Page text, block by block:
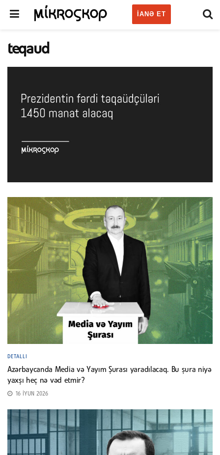
IANƏ ET
teqaud
DETALLI
Azərbaycanda Media və Yayım Şurası yaradılacaq. Bu şura niyə
yaxşı heç nə vəd etmir?
16 İYUN 2026